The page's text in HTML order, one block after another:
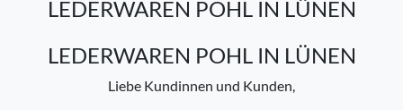
LEDERWAREN POHL IN LÜNEN
LEDERWAREN POHL IN LÜNEN
Liebe Kundinnen und Kunden,